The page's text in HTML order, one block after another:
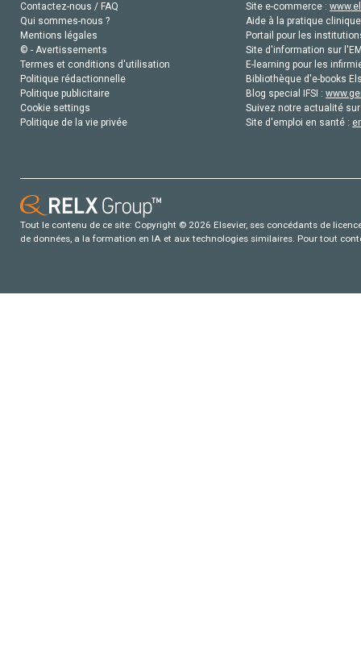
Contactez-nous / FAQ
Qui sommes-nous ?
Mentions légales
© - Avertissements
Termes et conditions d'utilisation
Politique rédactionnelle
Politique publicitaire
Cookie settings
Politique de la vie privée
Site e-commerce :
Aide à la pratique
Portail pour les
Site d'information sur
E-learning pour les
Bibliothèque d'e-books
Blog special IFSI :
Suivez notre actualité
Site d'emploi en santé :
Tout le contenu de ce site: Copyright © 2026 Elsevier, ses concédants de
de données, a la formation en IA et aux technologies similaires. Pour tout